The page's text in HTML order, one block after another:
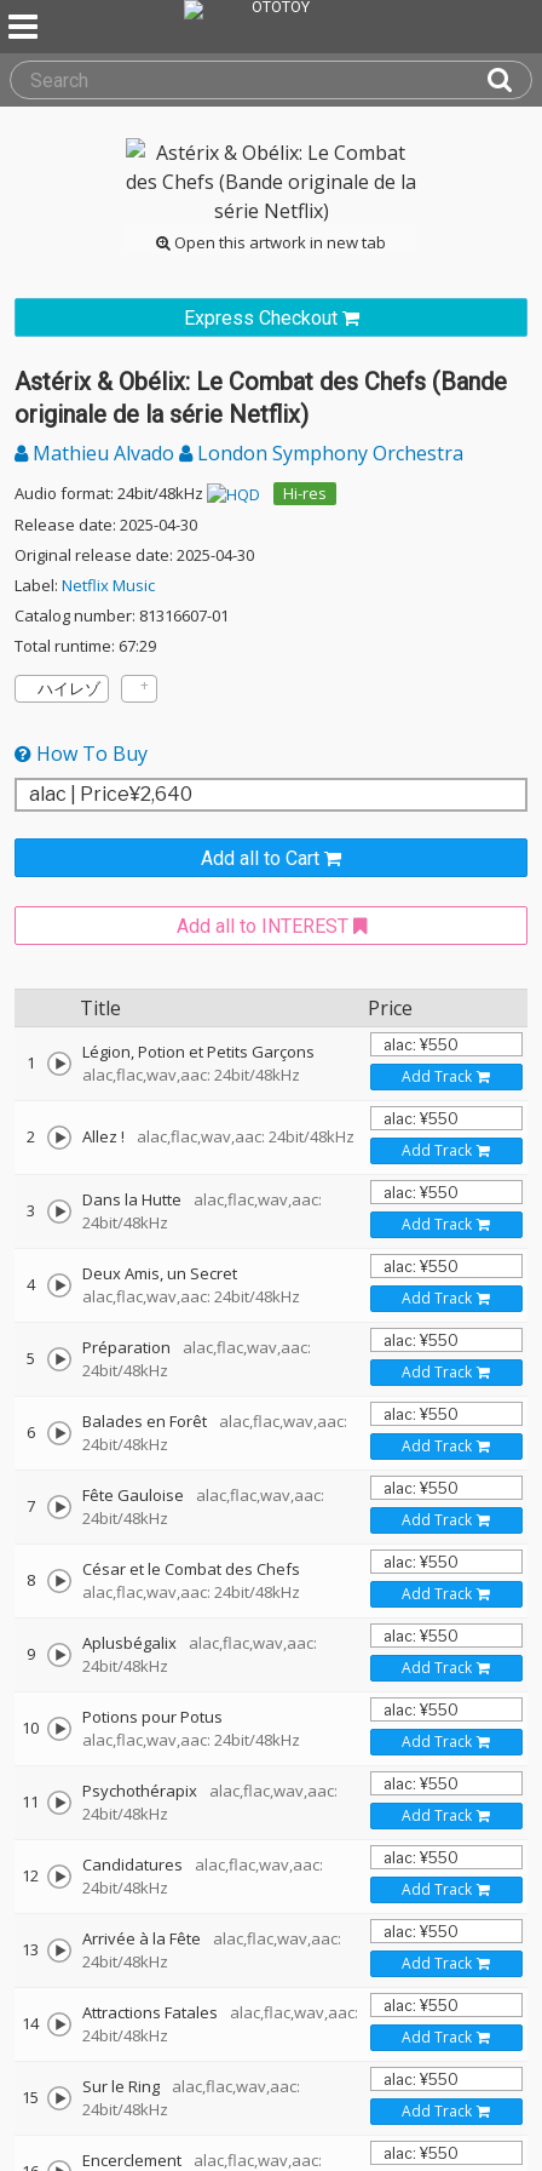
Open this artwork in new tab
Express Checkout
Astérix & Obélix: Le Combat des Chefs (Bande
originale de la série Netflix)
Mathieu Alvado London Symphony Orchestra
Audio format: 24bit/48kHz
Hi-res
Release date: 2025-04-30
Original release date: 2025-04-30
Label: Netflix Music
Catalog number: 81316607-01
Total runtime: 67:29
ハイレゾ
How To Buy
Add all to Cart
Add all to INTEREST
Title Price
1
Légion, Potion et Petits Garçons
alac,flac,wav,aac: 24bit/48kHz
Add Track
2 Allez ! alac,flac,wav,aac: 24bit/48kHz
Add Track
3 Dans la Hutte
alac,flac,wav,aac:
24bit/48kHz
Add Track
4
Deux Amis, un Secret
alac,flac,wav,aac: 24bit/48kHz
Add Track
5 Préparation
alac,flac,wav,aac:
24bit/48kHz
Add Track
6 Balades en Forêt
alac,flac,wav,aac:
24bit/48kHz
Add Track
7 Fête Gauloise
alac,flac,wav,aac:
24bit/48kHz
Add Track
8
César et le Combat des Chefs
alac,flac,wav,aac: 24bit/48kHz
Add Track
9 Aplusbégalix
alac,flac,wav,aac:
24bit/48kHz
Add Track
10
Potions pour Potus
alac,flac,wav,aac: 24bit/48kHz
Add Track
11 Psychothérapix
alac,flac,wav,aac:
24bit/48kHz
Add Track
12 Candidatures
alac,flac,wav,aac:
24bit/48kHz
Add Track
13 Arrivée à la Fête
alac,flac,wav,aac:
24bit/48kHz
Add Track
14 Attractions Fatales
alac,flac,wav,aac:
24bit/48kHz
Add Track
15 Sur le Ring
alac,flac,wav,aac:
24bit/48kHz
Add Track
Encerclement alac,flac,wav,aac: